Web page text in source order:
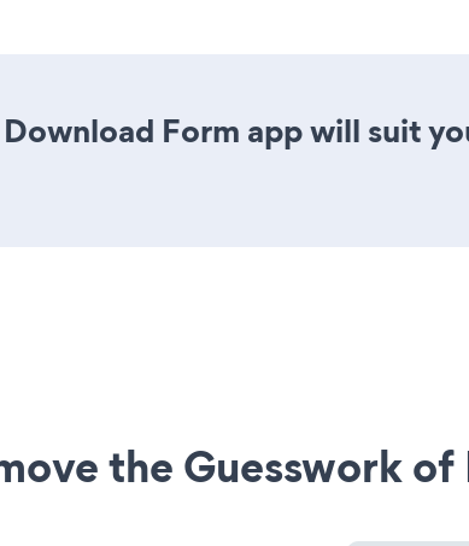
Form app will suit
the Guesswork